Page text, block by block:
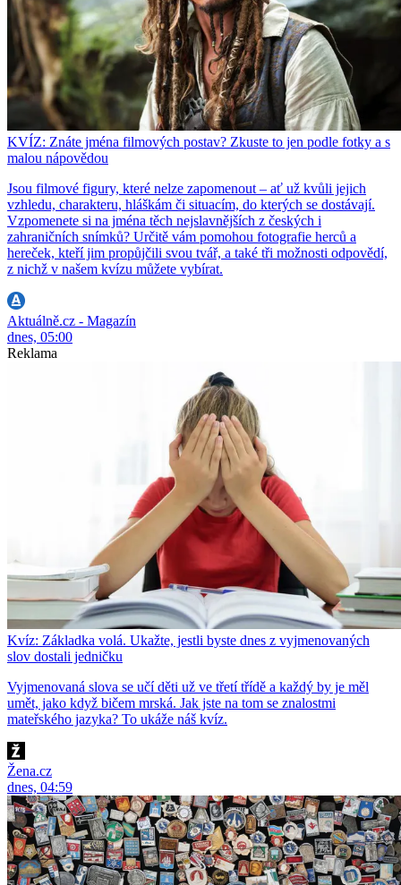
KVÍZ: Znáte jména filmových postav? Zkuste to jen podle fotky a s
malou nápovědou
Jsou filmové figury, které nelze zapomenout – ať už kvůli jejich
vzhledu, charakteru, hláškám či situacím, do kterých se dostávají.
Vzpomenete si na jména těch nejslavnějších z českých i
zahraničních snímků? Určitě vám pomohou fotografie herců a
hereček, kteří jim propůjčili svou tvář, a také tři možnosti odpovědí,
z nichž v našem kvízu můžete vybírat.
Aktuálně.cz - Magazín
dnes, 05:00
Reklama
Kvíz: Základka volá. Ukažte, jestli byste dnes z vyjmenovaných
slov dostali jedničku
Vyjmenovaná slova se učí děti už ve třetí třídě a každý by je měl
umět, jako když bičem mrská. Jak jste na tom se znalostmi
mateřského jazyka? To ukáže náš kvíz.
Žena.cz
dnes, 04:59